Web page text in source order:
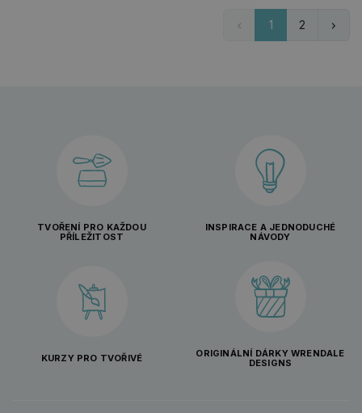
1 2
TVOŘENÍ PRO KAŽDOU
PŘÍLEŽITOST
INSPIRACE A JEDNODUCHÉ
NÁVODY
KURZY PRO TVOŘIVÉ
ORIGINÁLNÍ DÁRKY WRENDALE
DESIGNS